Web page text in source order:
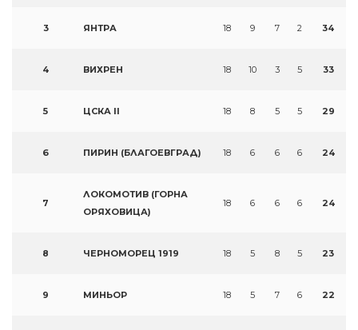
3 ЯНТРА 18 9 7 2 34
4 ВИХРЕН 18 10 3 5 33
5 ЦСКА II 18 8 5 5 29
6 ПИРИН (БЛАГОЕВГРАД) 18 6 6 6 24
7
ЛОКОМОТИВ (ГОРНА
ОРЯХОВИЦА)
18 6 6 6 24
8 ЧЕРНОМОРЕЦ 1919 18 5 8 5 23
9 МИНЬОР 18 5 7 6 22